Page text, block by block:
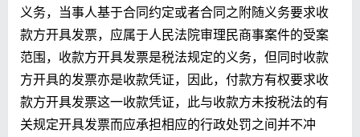
义务，当事人基于合同约定或者合同之附随义务要求收
款方开具发票，应属于人民法院审理民商事案件的受案
范围，收款方开具发票是税法规定的义务，但同时收款
方开具的发票亦是收款凭证，因此，付款方有权要求收
款方开具发票这一收款凭证，此与收款方未按税法的有
关规定开具发票而应承担相应的行政处罚之间并不冲